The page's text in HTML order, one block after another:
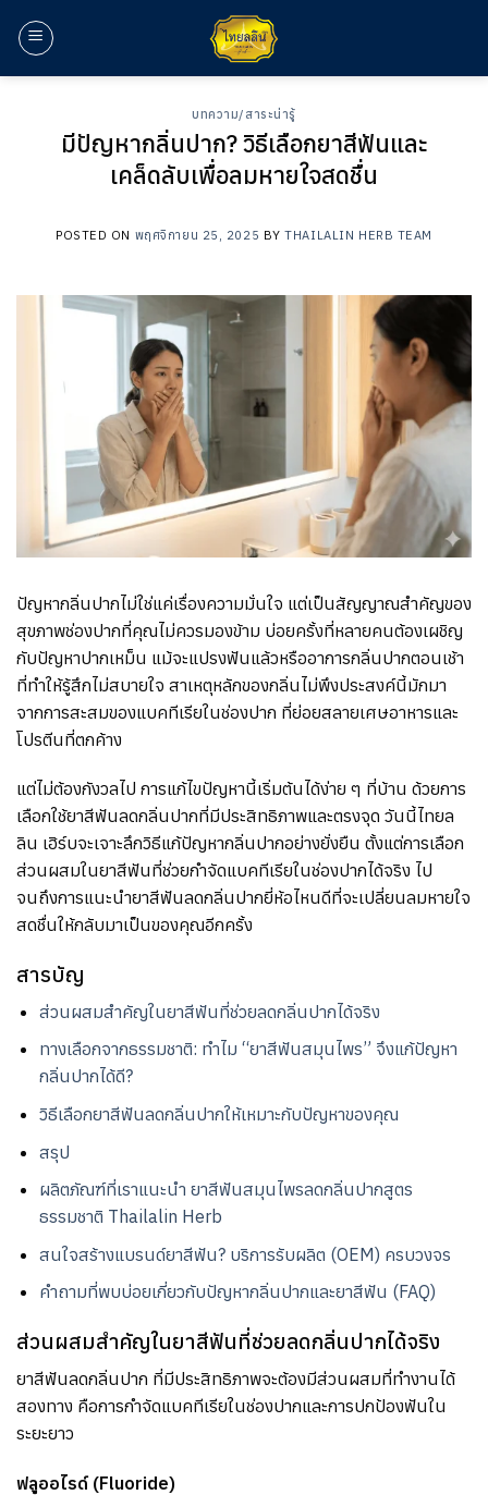
บทความ/สาระน่ารู้
มีปัญหากลิ่นปาก? วิธีเลือกยาสีฟันและ
เคล็ดลับเพื่อลมหายใจสดชื่น
POSTED ON พฤศจิกายน 25, 2025 BYTHAILALIN HERB TEAM
ปัญหากลิ่นปากไม่ใช่แค่เรื่องความมั่นใจ แต่เป็นสัญญาณสำคัญของ
สุขภาพช่องปากที่คุณไม่ควรมองข้าม บ่อยครั้งที่หลายคนต้องเผชิญ
กับปัญหาปากเหม็น แม้จะแปรงฟันแล้วหรืออาการกลิ่นปากตอนเช้า
ที่ทำให้รู้สึกไม่สบายใจ สาเหตุหลักของกลิ่นไม่พึงประสงค์นี้มักมา
จากการสะสมของแบคทีเรียในช่องปาก ที่ย่อยสลายเศษอาหารและ
โปรตีนที่ตกค้าง
แต่ไม่ต้องกังวลไป การแก้ไขปัญหานี้เริ่มต้นได้ง่าย ๆ ที่บ้าน ด้วยการ
เลือกใช้ยาสีฟันลดกลิ่นปากที่มีประสิทธิภาพและตรงจุด วันนี้ไทยล
ลิน เฮิร์บจะเจาะลึกวิธีแก้ปัญหากลิ่นปากอย่างยั่งยืน ตั้งแต่การเลือก
ส่วนผสมในยาสีฟันที่ช่วยกำจัดแบคทีเรียในช่องปากได้จริง ไป
จนถึงการแนะนำยาสีฟันลดกลิ่นปากยี่ห้อไหนดีที่จะเปลี่ยนลมหายใจ
สดชื่นให้กลับมาเป็นของคุณอีกครั้ง
สารบัญ
ส่วนผสมสำคัญในยาสีฟันที่ช่วยลดกลิ่นปากได้จริง
ทางเลือกจากธรรมชาติ: ทำไม “ยาสีฟันสมุนไพร” จึงแก้ปัญหา
กลิ่นปากได้ดี?
วิธีเลือกยาสีฟันลดกลิ่นปากให้เหมาะกับปัญหาของคุณ
สรุป
ผลิตภัณฑ์ที่เราแนะนำ ยาสีฟันสมุนไพรลดกลิ่นปากสูตร
ธรรมชาติ Thailalin Herb
สนใจสร้างแบรนด์ยาสีฟัน? บริการรับผลิต (OEM) ครบวงจร
คำถามที่พบบ่อยเกี่ยวกับปัญหากลิ่นปากและยาสีฟัน (FAQ)
ส่วนผสมสำคัญในยาสีฟันที่ช่วยลดกลิ่นปากได้จริง
ยาสีฟันลดกลิ่นปาก ที่มีประสิทธิภาพจะต้องมีส่วนผสมที่ทำงานได้
สองทาง คือการกำจัดแบคทีเรียในช่องปากและการปกป้องฟันใน
ระยะยาว
ฟลูออไรด์ (Fluoride)